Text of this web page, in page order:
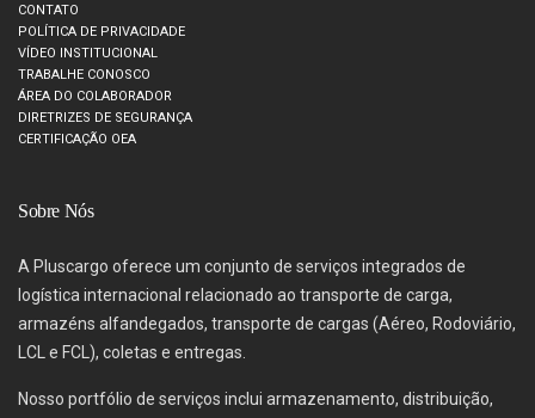
CONTATO
POLÍTICA DE PRIVACIDADE
VÍDEO INSTITUCIONAL
TRABALHE CONOSCO
ÁREA DO COLABORADOR
DIRETRIZES DE SEGURANÇA
CERTIFICAÇÃO OEA
Sobre Nós
A Pluscargo oferece um conjunto de serviços integrados de
logística internacional relacionado ao transporte de carga,
armazéns alfandegados, transporte de cargas (Aéreo, Rodoviário,
LCL e FCL), coletas e entregas.
Nosso portfólio de serviços inclui armazenamento, distribuição,